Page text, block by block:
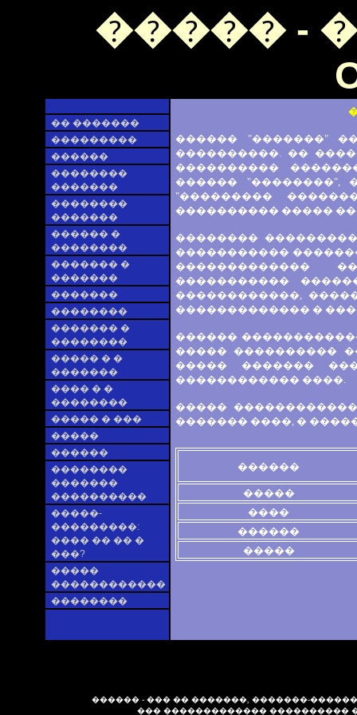
����� -
�� �������
���������
������
��������
�������
��������
�������
������ �
��������
������� �
�������
�������
��������
������� �
��������
����� � �
�������
���� � �
��������
����� � ���
�����
������
��������
�������
����������
�����-
���������:
���� �� �� �
���?
�����
������������
��������
������ "�������"
����������. ��
����������
������ "��������",
"���������
���������� �����
��������
�����������
�������������
�����������
������������,
������������� �
������
����� ����������
����� �������
������������ ����.
�����
������� ����, �
������
�����
����
������
�����
������ - ��� �� �������, �������-
��� ������������� ����������